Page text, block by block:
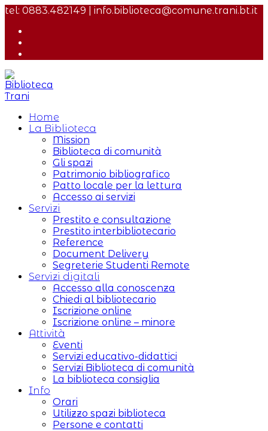
Salta
contenuto
tel: 0883.482149 | info.biblioteca@comune.trani.bt.it
Home
La Biblioteca
Mission
Biblioteca di comunità
Gli spazi
Patrimonio bibliografico
Patto locale per la lettura
Accesso ai servizi
Servizi
Prestito e consultazione
Prestito interbibliotecario
Reference
Document Delivery
Segreterie Studenti Remote
Servizi digitali
Accesso alla conoscenza
Chiedi al bibliotecario
Iscrizione online
Iscrizione online – minore
Attività
Eventi
Servizi educativo-didattici
Servizi Biblioteca di comunità
La biblioteca consiglia
Info
Orari
Utilizzo spazi biblioteca
Persone e contatti